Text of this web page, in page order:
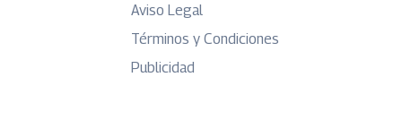
Aviso Legal
Términos y Condiciones
Publicidad